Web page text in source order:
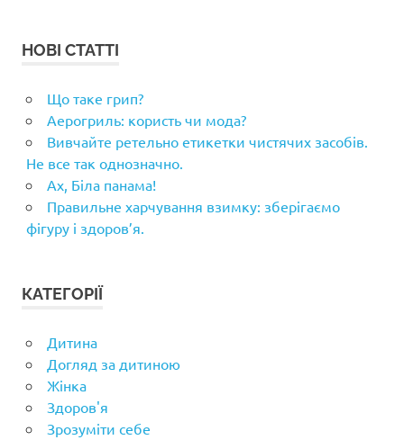
НОВІ СТАТТІ
Що таке грип?
Аерогриль: користь чи мода?
Вивчайте ретельно етикетки чистячих засобів.
Не все так однозначно.
Ах, Біла панама!
Правильне харчування взимку: зберігаємо
фігуру і здоров’я.
КАТЕГОРІЇ
Дитина
Догляд за дитиною
Жінка
Здоров'я
Зрозуміти себе